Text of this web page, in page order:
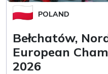
POLAND
Bełchatów,
European
2026